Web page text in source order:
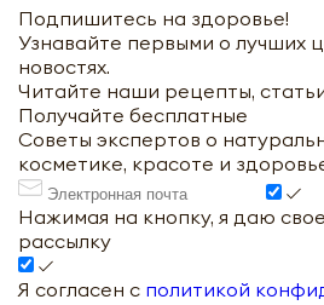
Подпишитесь на здоровье!
Узнавайте первыми о лучших
новостях.
Читайте наши рецепты,
Получайте бесплатные
Советы экспертов о
косметике, красоте и
Нажимая на кнопку, я даю
рассылку
Я согласен с политикой